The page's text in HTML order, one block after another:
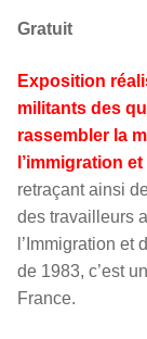
Gratuit
Exposition
militants des
rassembler la
l’immigration
retraçant ainsi
des travailleurs
l’Immigration
de 1983, c’est
France.